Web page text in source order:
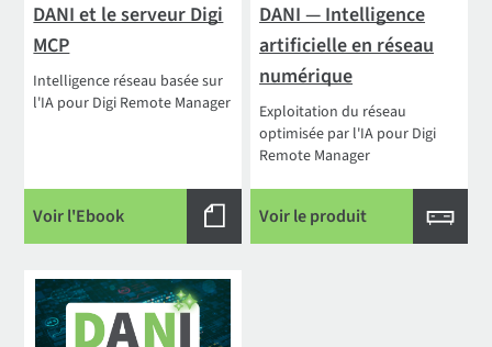
DANI et le serveur Digi
MCP
Intelligence réseau basée sur
l'IA pour Digi Remote Manager
Voir l'Ebook
DANI — Intelligence
artificielle en réseau
numérique
Exploitation du réseau
optimisée par l'IA pour Digi
Remote Manager
Voir le produit